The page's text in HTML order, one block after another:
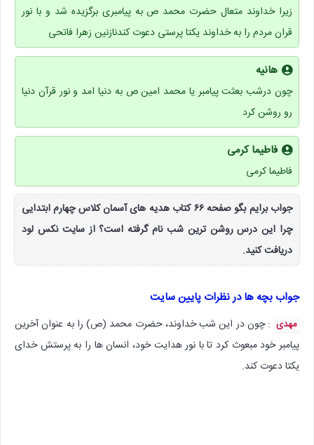
زیرا خداوند متعال حضرت محمد ص به پیامبری برگزیده شد و با نور
قران مردم را به خداوند یکتا پرستی دعوت کندنازنین زهرا فاتحی
هانیه
چون درشب بعثت پیامبر یا محمد امین ص به دنیا امد و نور قرآن دنیا
رو روشن کرد
فاطیما کرمی
فاطیما کرمی
جواب برایم بگو صفحه ۶۶ کتاب هدیه های آسمان کلاس چهارم ابتدایی
چرا این درس روشن ترین شب نام گرفته است؟ از سایت نکس لود
دریافت کنید.
جواب بچه ها در نظرات پایین سایت
مهدی : چون در این شب خداوند، حضرت محمد (ص) را به عنوان آخرین
پیامبر خود مبعوث کرد تا با نور هدایت خود، انسان ها را به پرستش خدای
یکتا دعوت کند.